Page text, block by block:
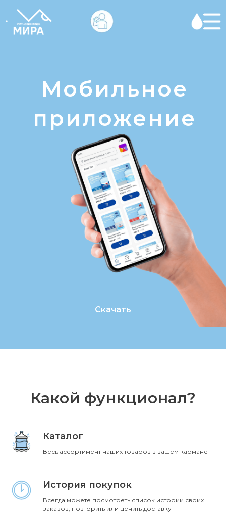
Мобильное
приложение
Скачать
Какой функционал?
Каталог
Весь ассортимент наших товаров в вашем кармане
История покупок
Всегда можете посмотреть список истории своих
заказов, повторить или ценить доставку